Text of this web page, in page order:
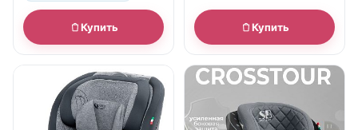
Купить Купить
● в наличии ● в наличии